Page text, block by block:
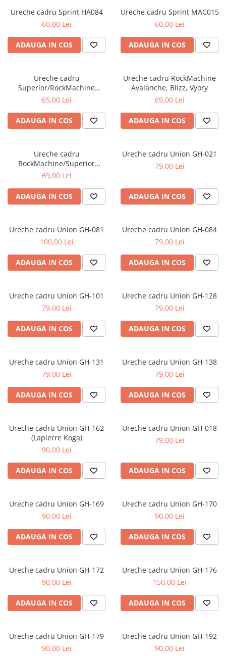
Furci si accesorii
Lanturi
Pinioane
Schimbatoare
Portbagaje si cosuri
Roti ajutatoare
Scaune copii
Scule
Suporturi & Standuri
Veste
Ureche cadru Sprint HA084
60,00 Lei
ADAUGA IN COS
Ureche cadru Sprint MAC015
60,00 Lei
ADAUGA IN COS
Ureche cadru
Superior/RockMachine
Gravelride, X-road
65,00 Lei
ADAUGA IN COS
Ureche cadru RockMachine
Avalanche, Blizz, Vyory
69,00 Lei
ADAUGA IN COS
Ureche cadru
RockMachine/Superior
Torrent, Catherine, Team,
69,00 Lei
ADAUGA IN COS
Ureche cadru Union GH-021
79,00 Lei
ADAUGA IN COS
Ureche cadru Union GH-081
100,00 Lei
ADAUGA IN COS
Ureche cadru Union GH-084
79,00 Lei
ADAUGA IN COS
Ureche cadru Union GH-101
79,00 Lei
ADAUGA IN COS
Ureche cadru Union GH-128
79,00 Lei
ADAUGA IN COS
Ureche cadru Union GH-131
79,00 Lei
ADAUGA IN COS
Ureche cadru Union GH-138
79,00 Lei
ADAUGA IN COS
Ureche cadru Union GH-162
(Lapierre Koga)
90,00 Lei
ADAUGA IN COS
Ureche cadru Union GH-018
79,00 Lei
ADAUGA IN COS
Ureche cadru Union GH-169
90,00 Lei
ADAUGA IN COS
Ureche cadru Union GH-170
90,00 Lei
ADAUGA IN COS
Ureche cadru Union GH-172
90,00 Lei
ADAUGA IN COS
Ureche cadru Union GH-176
150,00 Lei
ADAUGA IN COS
Ureche cadru Union GH-179
90,00 Lei
Ureche cadru Union GH-192
90,00 Lei